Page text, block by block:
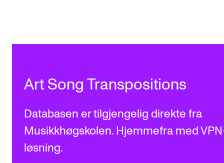
Hvem gjør hva i administrasjonen?
Art Song Transpositions
Databasen er tilgjengelig direkte fra
Musikkhøgskolen. Hjemmefra med
løsning.